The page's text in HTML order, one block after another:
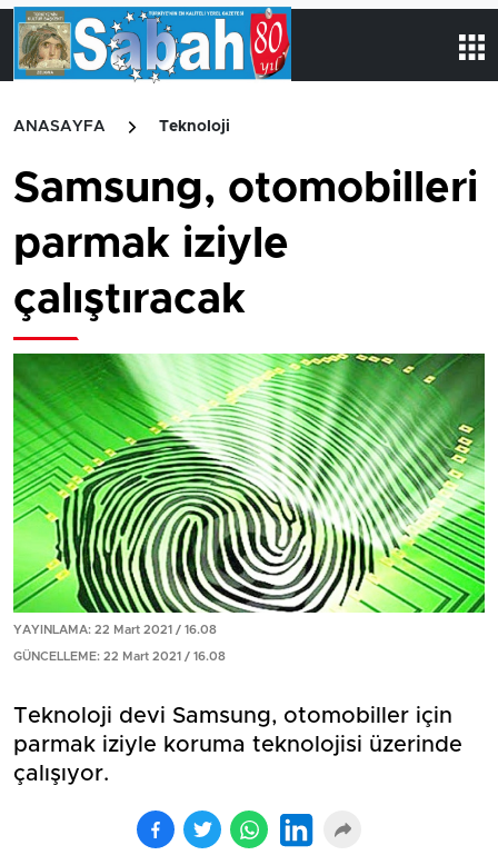
ANASAYFA Teknoloji
Samsung, otomobilleri
parmak iziyle
çalıştıracak
YAYINLAMA: 22 Mart 2021 / 16.08
GÜNCELLEME: 22 Mart 2021 / 16.08
Teknoloji devi Samsung, otomobiller için
parmak iziyle koruma teknolojisi üzerinde
çalışıyor.